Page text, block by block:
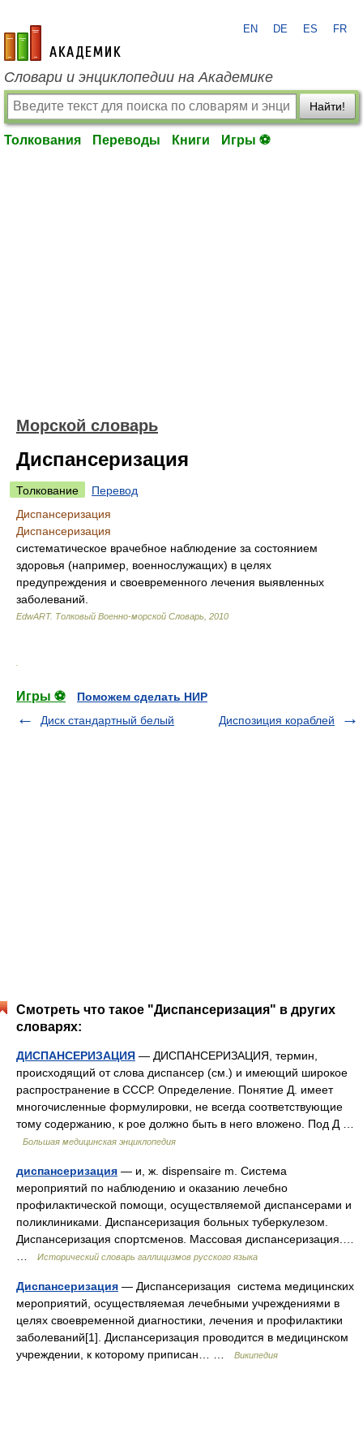
academic.ru
EN DE ES FR
Словари и энциклопедии на Академике
Найти!
Толкования Переводы Книги Игры ⚽
Морской словарь
Диспансеризация
Толкование
Перевод
Диспансеризация
Диспансеризация
систематическое врачебное наблюдение за состоянием
здоровья (например, военнослужащих) в целях
предупреждения и своевременного лечения выявленных
заболеваний.
EdwART. Толковый Военно-морской Словарь 2010
Игры ⚽
Поможем сделать НИР
Диск стандартный белый
Диспозиция кораблей
Смотреть что такое "Диспансеризация" в других
словарях:
ДИСПАНСЕРИЗАЦИЯ — ДИСПАНСЕРИЗАЦИЯ, термин,
происходящий от слова диспансер (см.) и имеющий широкое
распространение в СССР. Определение. Понятие Д. имеет
многочисленные формулировки, не всегда соответствующие
тому содержанию, к рое должно быть в него вложено. Под Д …
Большая медицинская энциклопедия
диспансеризация — и, ж. dispensaire m. Система
мероприятий по наблюдению и оказанию лечебно
профилактической помощи, осуществляемой диспансерами и
поликлиниками. Диспансеризация больных туберкулезом.
Диспансеризация спортсменов. Массовая диспансеризация.…
Исторический словарь галлицизмов русского языка
Диспансеризация — Диспансеризация система медицинских
мероприятий, осуществляемая лечебными учреждениями в
целях своевременной диагностики, лечения и профилактики
заболеваний[1]. Диспансеризация проводится в медицинском
учреждении, к которому приписан… …
Википедия